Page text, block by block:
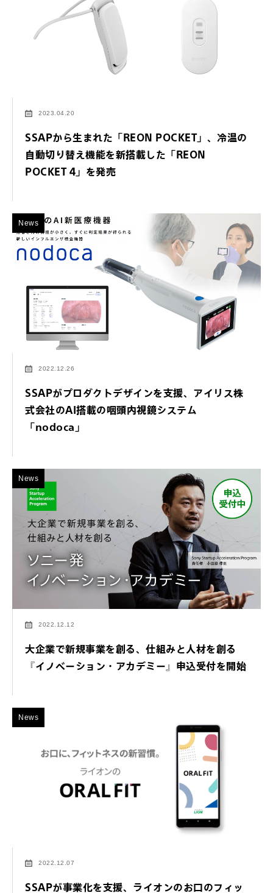
2023.04.20
SSAPから生まれた「REON POCKET」、冷温の
自動切り替え機能を新搭載した「REON
POCKET 4」を発売
News
2022.12.26
SSAPがプロダクトデザインを支援、アイリス株
式会社のAI搭載の咽頭内視鏡システム
「nodoca」
News
2022.12.12
大企業で新規事業を創る、仕組みと人材を創る
『イノベーション・アカデミー』申込受付を開始
News
2022.12.07
SSAPが事業化を支援、ライオンのお口のフィッ